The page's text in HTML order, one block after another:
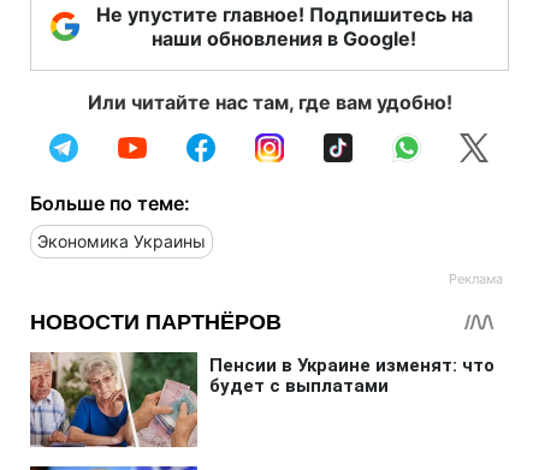
Не упустите главное! Подпишитесь на
наши обновления в Google!
Или читайте нас там, где вам удобно!
Больше по теме:
Экономика Украины